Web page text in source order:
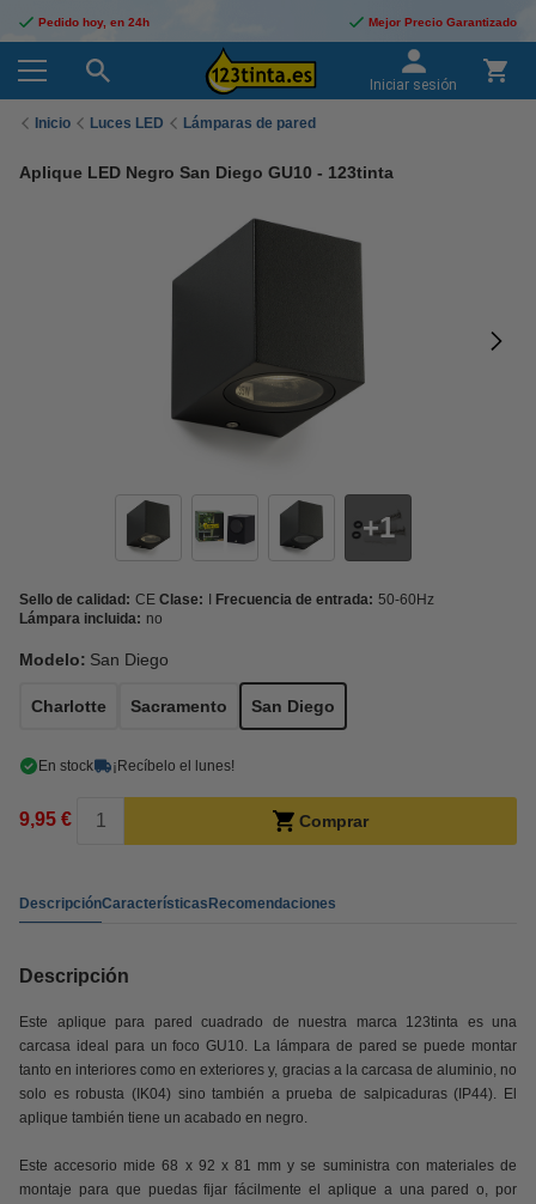
Pedido hoy, en 24h Mejor Precio Garantizado
Iniciar sesión
Inicio Luces LED Lámparas de pared
Aplique LED Negro San Diego GU10 - 123tinta
1
Sello de calidad: CE Clase: Frecuencia de entrada: 50-60Hz
Lámpara incluida: no
Modelo: San Diego
Charlotte Sacramento San Diego
En stock ¡Recíbelo el lunes!
9,95 € Comprar
DescripciónCaracterísticasRecomendaciones
Descripción
Este aplique para pared cuadrado de nuestra marca 123tinta es una
carcasa ideal para un foco GU10. La lámpara de pared se puede montar
tanto en interiores como en exteriores y, gracias a la carcasa de aluminio, no
solo es robusta (IK04) sino también a prueba de salpicaduras (IP44). El
aplique también tiene un acabado en negro.
Este accesorio mide 68 x 92 x 81 mm y se suministra con materiales de
montaje para que puedas fijar fácilmente el aplique a una pared o, por